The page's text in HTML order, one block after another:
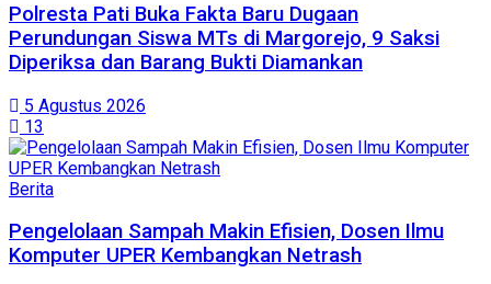
Polresta Pati Buka Fakta Baru Dugaan
Perundungan Siswa MTs di Margorejo, 9 Saksi
Diperiksa dan Barang Bukti Diamankan
5 Agustus 2026
13
Berita
Pengelolaan Sampah Makin Efisien, Dosen Ilmu
Komputer UPER Kembangkan Netrash